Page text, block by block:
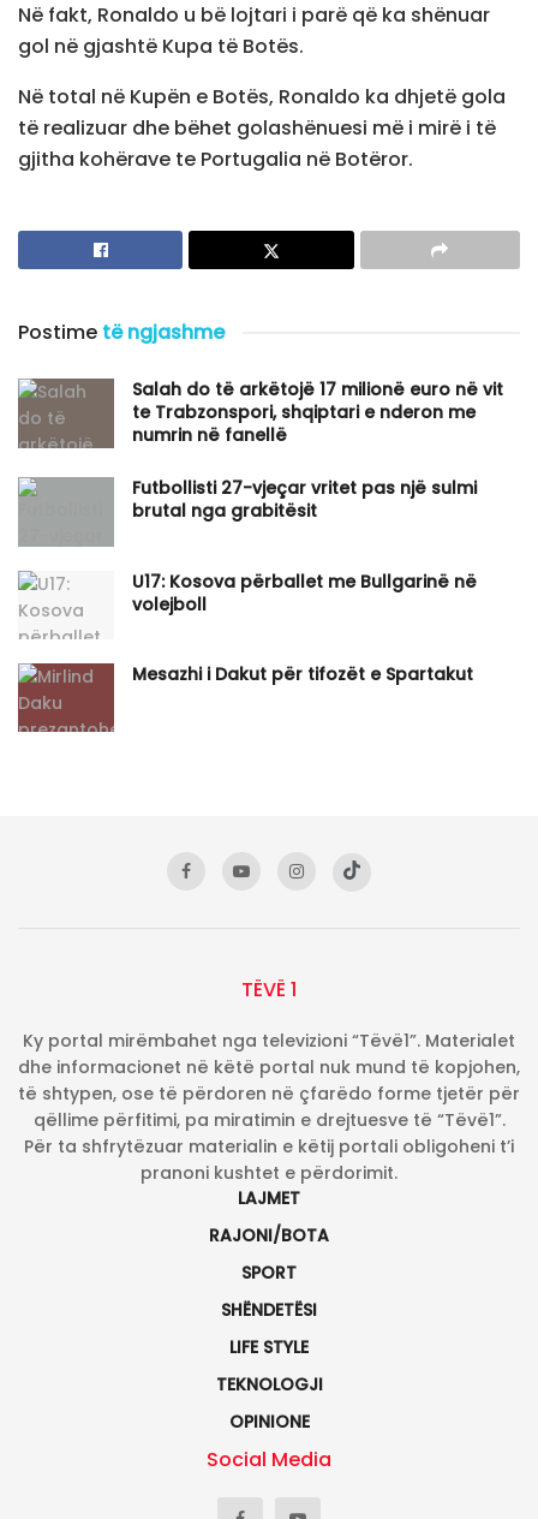
Në fakt, Ronaldo u bë lojtari i parë që ka shënuar
gol në gjashtë Kupa të Botës.
Në total në Kupën e Botës, Ronaldo ka dhjetë gola
të realizuar dhe bëhet golashënuesi më i mirë i të
gjitha kohërave te Portugalia në Botëror.
Postime të ngjashme
Salah do të arkëtojë 17 milionë euro në vit
te Trabzonspori, shqiptari e nderon me
numrin në fanellë
Futbollisti 27-vjeçar vritet pas një sulmi
brutal nga grabitësit
U17: Kosova përballet me Bullgarinë në
volejboll
Mesazhi i Dakut për tifozët e Spartakut
TËVË 1
Ky portal mirëmbahet nga televizioni “Tëvë1”. Materialet
dhe informacionet në këtë portal nuk mund të kopjohen,
të shtypen, ose të përdoren në çfarëdo forme tjetër për
qëllime përfitimi, pa miratimin e drejtuesve të “Tëvë1”.
Për ta shfrytëzuar materialin e këtij portali obligoheni t’i
pranoni kushtet e përdorimit.
LAJMET
RAJONI/BOTA
SPORT
SHËNDETËSI
LIFE STYLE
TEKNOLOGJI
OPINIONE
Social Media